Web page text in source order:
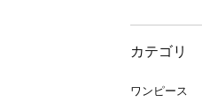
カテゴリ
ワンピース